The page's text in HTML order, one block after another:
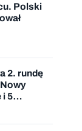
Polski
2. rundę
i 5